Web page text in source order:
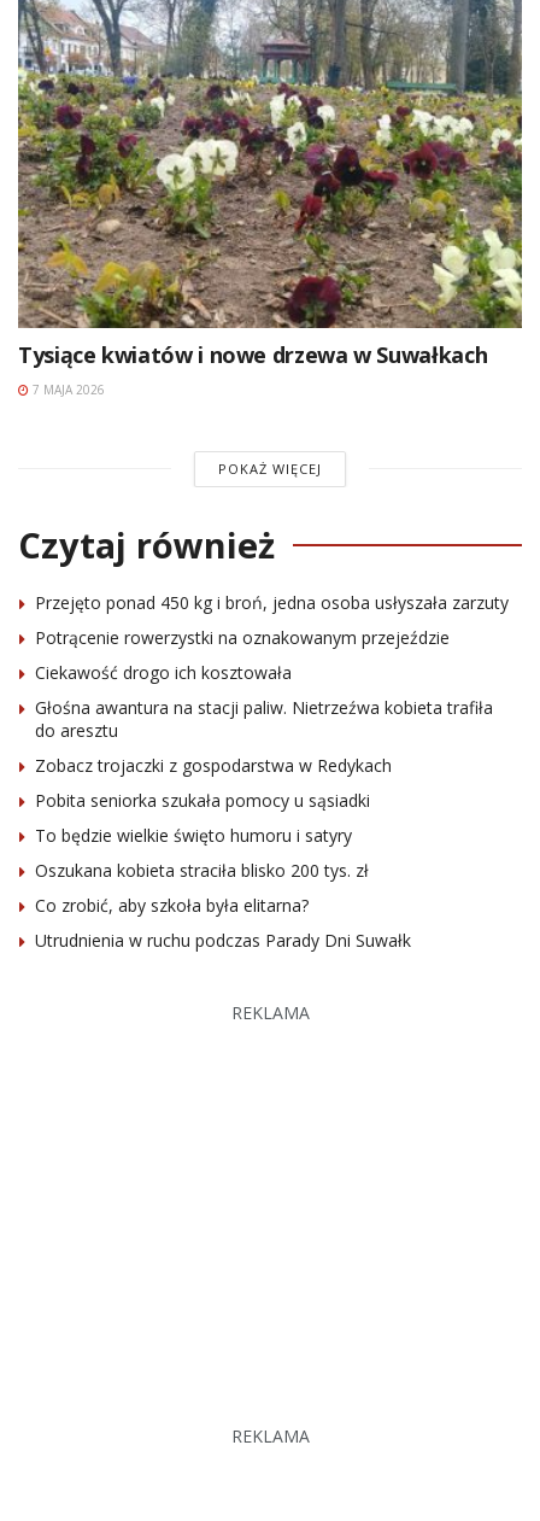
Tysiące kwiatów i nowe drzewa w Suwałkach
7 MAJA 2026
POKAŻ WIĘCEJ
Czytaj również
Przejęto ponad 450 kg i broń, jedna osoba usłyszała zarzuty
Potrącenie rowerzystki na oznakowanym przejeździe
Ciekawość drogo ich kosztowała
Głośna awantura na stacji paliw. Nietrzeźwa kobieta trafiła
do aresztu
Zobacz trojaczki z gospodarstwa w Redykach
Pobita seniorka szukała pomocy u sąsiadki
To będzie wielkie święto humoru i satyry
Oszukana kobieta straciła blisko 200 tys. zł
Co zrobić, aby szkoła była elitarna?
Utrudnienia w ruchu podczas Parady Dni Suwałk
REKLAMA
REKLAMA